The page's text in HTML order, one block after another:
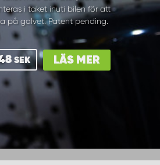
i taket inuti bilen för att
på golvet. Patent pending.
SEK LÄS MER